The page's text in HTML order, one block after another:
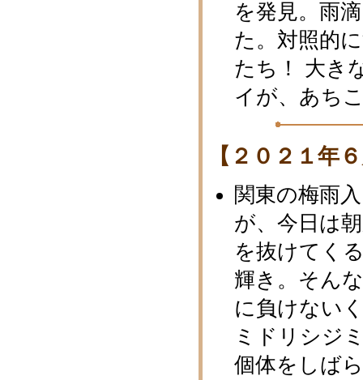
を発見。雨
た。対照的
たち！ 大き
イが、あち
【２０２１年
関東の梅雨
が、今日は
を抜けてく
輝き。そん
に負けない
ミドリシジ
個体をしば